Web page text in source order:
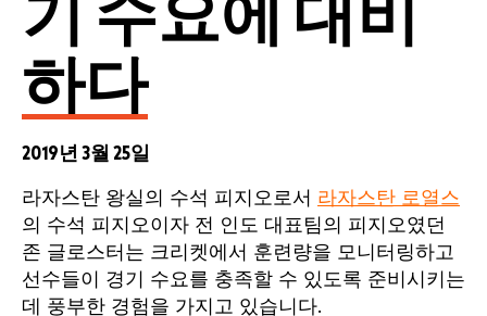
기 수요에 대비
하다
2019년 3월 25일
라자스탄 왕실의 수석 피지오로서 라자스탄 로열스
의 수석 피지오이자 전 인도 대표팀의 피지오였던
존 글로스터는 크리켓에서 훈련량을 모니터링하고
선수들이 경기 수요를 충족할 수 있도록 준비시키는
데 풍부한 경험을 가지고 있습니다.